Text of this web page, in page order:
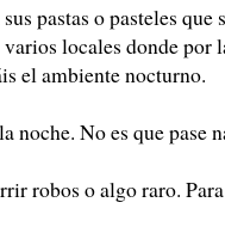
pastas o pasteles
locales donde por
el ambiente nocturno.
No es que pase
robos o algo raro.